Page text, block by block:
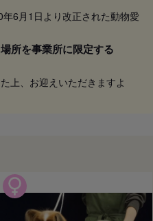
6月1日より改正された動物愛
所を事業所に限定する
上、お迎えいただきますよ